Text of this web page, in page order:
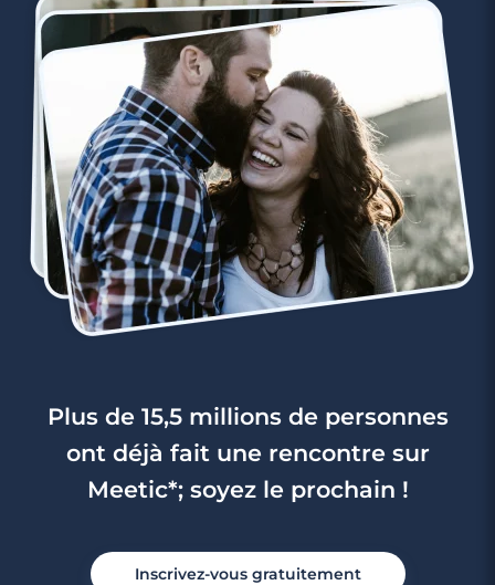
3 minutes
Rencontre à Yvetot
Plus de 15,5 millions de personnes
ont déjà fait une rencontre sur
Meetic*; soyez le prochain !
Inscrivez-vous gratuitement